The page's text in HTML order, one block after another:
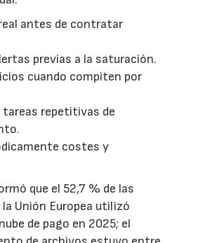
antes de contratar
previas a la saturación.
cuando compiten por
repetitivas de
costes y
que el 52,7 % de las
la Unión Europea utilizó
de pago en 2025; el